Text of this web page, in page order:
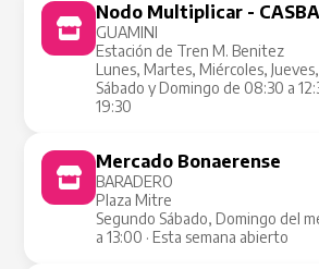
Nodo Multiplicar -
GUAMINI
Estación de Tren M. Benitez
Lunes, Martes, Miércoles,
Sábado y Domingo de 08:30 a
19:30
Mercado Bonaerense
BARADERO
Plaza Mitre
Segundo Sábado, Domingo del
a 13:00 · Esta semana abierto